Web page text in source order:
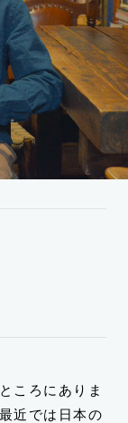
ころにありま
近では日本の